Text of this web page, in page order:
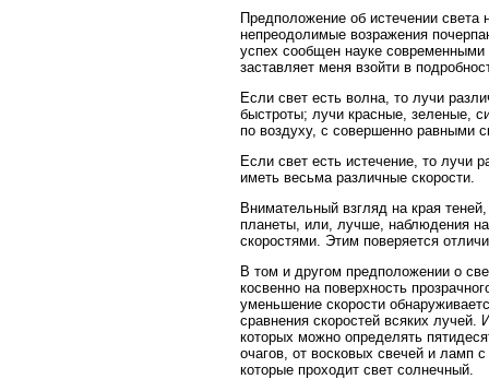
Предположение об истечении
непреодолимые возражения
успех сообщен науке
заставляет меня взойти в
Если свет есть волна, то лучи
быстроты; лучи красные, зеленые,
по воздуху, с совершенно равными
Если свет есть истечение, то лучи
иметь весьма различные скорости.
Внимательный взгляд на края
планеты, или, лучше, наблюдения
скоростями. Этим поверяется
В том и другом предположении о
косвенно на поверхность
уменьшение скорости
сравнения скоростей всяких
которых можно определять
очагов, от восковых свечей и ламп
которые проходит свет солнечный.